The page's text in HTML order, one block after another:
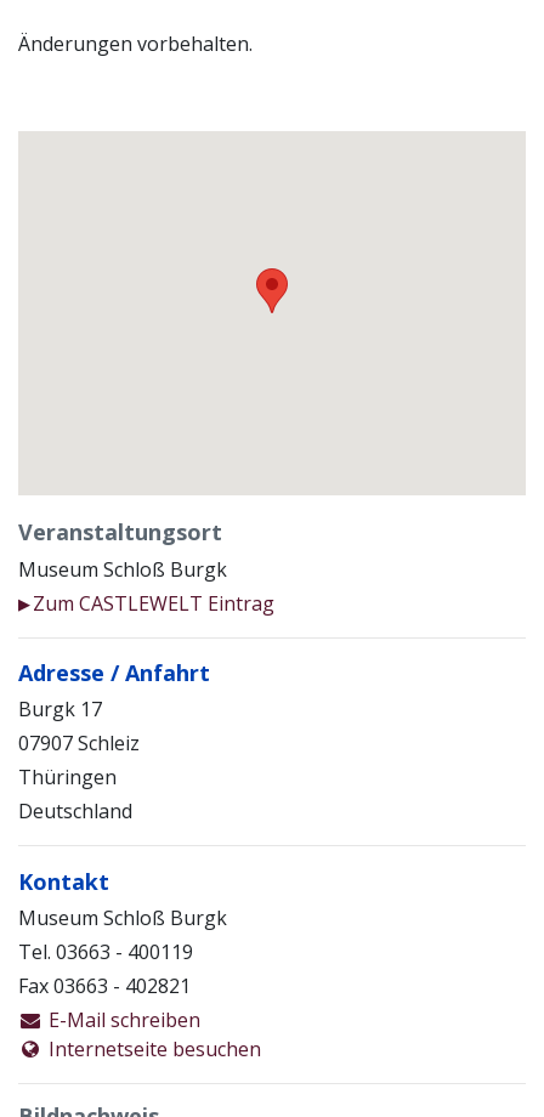
Änderungen vorbehalten.
Veranstaltungsort
Museum Schloß Burgk
▶ Zum CASTLEWELT Eintrag
Adresse / Anfahrt
Burgk 17
07907 Schleiz
Thüringen
Deutschland
Kontakt
Museum Schloß Burgk
Tel. 03663 - 400119
Fax 03663 - 402821
E-Mail schreiben
Internetseite besuchen